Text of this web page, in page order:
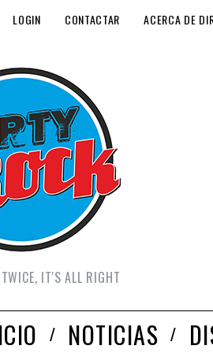
LOGIN CONTACTAR ACERCA DE
IT'S ALL RIGHT
NOTICIAS